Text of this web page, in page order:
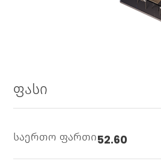
ფასი
საერთო ფართი52.60